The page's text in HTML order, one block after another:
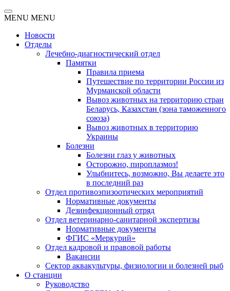
MENU MENU
Новости
Отделы
Лечебно-диагностический отдел
Памятки
Правила приема
Путешествие по территории России из
Мурманской области
Вывоз животных на территорию стран
Беларусь, Казахстан (зона таможенного
союза)
Вывоз животных в территорию
Украины
Болезни
Болезни глаз у животных
Осторожно, пироплазмоз!
Улыбнитесь, возможно, Вы делаете это
в последний раз
Отдел противоэпизоотических мероприятий
Нормативные документы
Дезинфекционный отряд
Отдел ветеринарно-санитарной экспертизы
Нормативные документы
ФГИС «Меркурий»
Отдел кадровой и правовой работы
Вакансии
Сектор аквакультуры, физиологии и болезней рыб
О станции
Руководство